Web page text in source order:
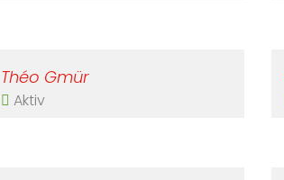
Théo Gmür
Aktiv